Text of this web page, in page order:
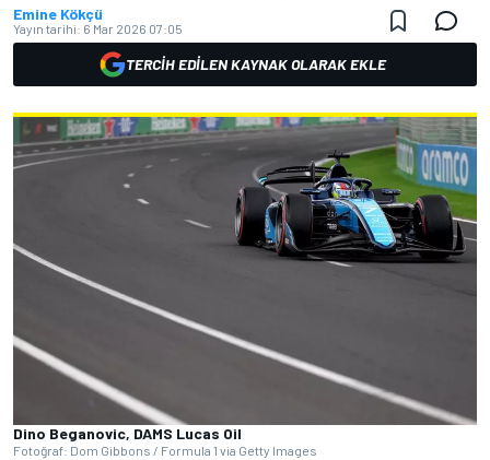
Emine Kökçü
Yayın tarihi: 6 Mar 2026 07:05
TERCIH EDILEN KAYNAK OLARAK EKLE
Dino Beganovic, DAMS Lucas Oil
Fotoğraf: Dom Gibbons / Formula 1 via Getty Images